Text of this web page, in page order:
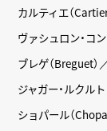
カルティエ（Cartier
ヴァシュロン・コ
ブレゲ（Breguet）
ジャガー・ルクルト
ショパール（